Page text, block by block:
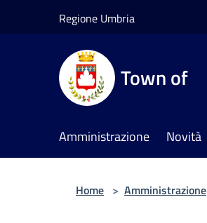
Regione Umbria
Town of
Amministrazione Novità
Home > Amministrazione